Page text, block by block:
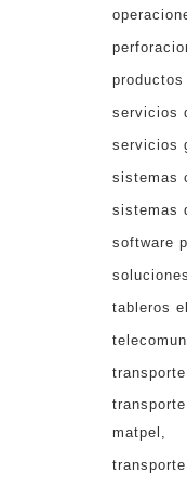
servicios
servicios
sistemas
sistemas
software
tableros
matpel